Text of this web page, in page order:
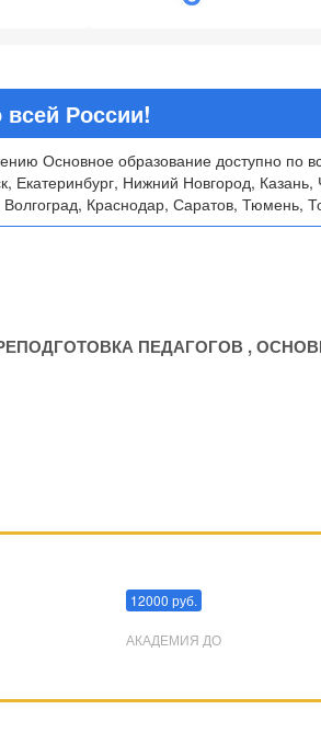
России!
Основное образование доступно по
Екатеринбург, Нижний Новгород,
Краснодар, Саратов, Тюмень,
ПЕДАГОГОВ ,
12000 руб.
АКАДЕМИЯ ДО